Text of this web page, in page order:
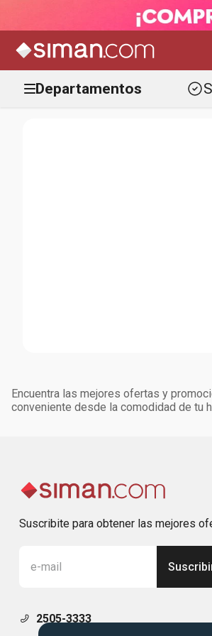
Departamentos
Encuentra las mejores ofertas y
conveniente desde la comodidad de tu
Suscribite para obtener las mejores
2505-3333